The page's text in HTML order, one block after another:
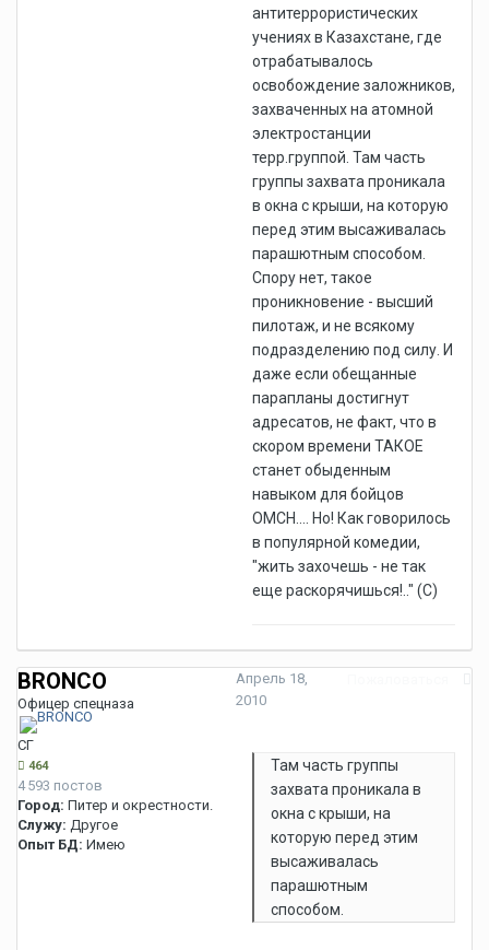
антитеррористических
учениях в Казахстане, где
отрабатывалось
освобождение заложников,
захваченных на атомной
электростанции
терр.группой. Там часть
группы захвата проникала
в окна с крыши, на которую
перед этим высаживалась
парашютным способом.
Спору нет, такое
проникновение - высший
пилотаж, и не всякому
подразделению под силу. И
даже если обещанные
парапланы достигнут
адресатов, не факт, что в
скором времени ТАКОЕ
станет обыденным
навыком для бойцов
ОМСН.... Но! Как говорилось
в популярной комедии,
"жить захочешь - не так
еще раскорячишься!.." (С)
BRONCO
Офицер спецназа
СГ
464
4 593 постов
Город: Питер и окрестности.
Служу: Другое
Опыт БД: Имею
Апрель 18,
2010
Там часть группы
захвата проникала в
окна с крыши, на
которую перед этим
высаживалась
парашютным
способом.